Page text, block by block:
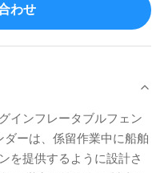
わせ
インフレータブルフェン
ーは、係留作業中に船舶
を提供するように設計さ